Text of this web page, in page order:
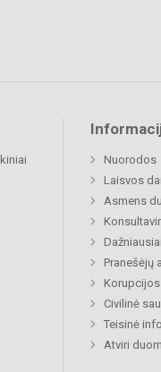
Nuorodos
Laisvos
Asmens
Pranešėjų
Civilinė
Teisinė
Atviri